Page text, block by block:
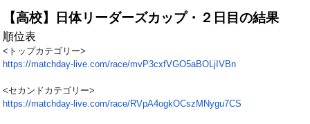
クラブ紹介・進路実績
【高校】日体リーダーズカップ・２日目の結果
順位表
<トップカテゴリー>
https://matchday-live.com/race/mvP3cxfVGO5aBOLjIVBn
<セカンドカテゴリー>
https://matchday-live.com/race/RVpA4ogkOCszMNygu7CS